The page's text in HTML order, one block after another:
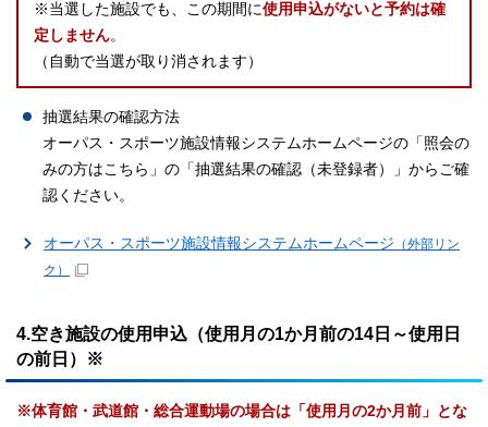
※当選した施設でも、この期間に使用申込がないと予約は確
定しません。
（自動で当選が取り消されます）
抽選結果の確認方法
オーパス・スポーツ施設情報システムホームページの「照会の
みの方はこちら」の「抽選結果の確認（未登録者）」からご確
認ください。
オーパス・スポーツ施設情報システムホームページ （外部リン
ク）
4.空き施設の使用申込（使用月の1か月前の14日～使用日
の前日）※
※体育館・武道館・総合運動場の場合は「使用月の2か月前」とな